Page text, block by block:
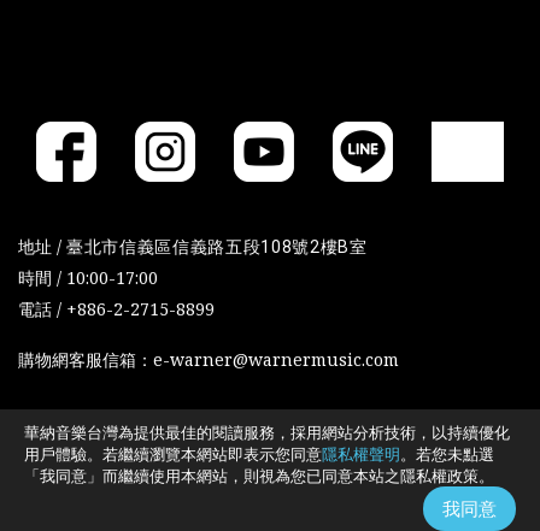
地址 / 臺北市信義區信義路五段108號2樓B室
時間 / 10:00-17:00
電話 / +886-2-2715-8899
購物網客服信箱：e-warner@warnermusic.com
Cookies政策 Cookies设置
華納音樂台灣為提供最佳的閱讀服務，採用網站分析技術，以持續優化
用戶體驗。若繼續瀏覽本網站即表示您同意隱私權聲明。若您未點選
「我同意」而繼續使用本網站，則視為您已同意本站之隱私權政策。
我同意